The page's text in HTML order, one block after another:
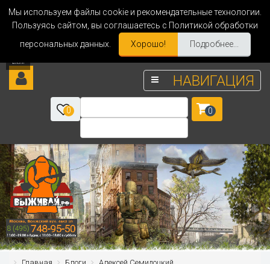
Мы используем файлы cookie и рекомендательные технологии.
Пользуясь сайтом, вы соглашаетесь с Политикой обработки
персональных данных.
Хорошо! Подробнее...
НАВИГАЦИЯ
0 0